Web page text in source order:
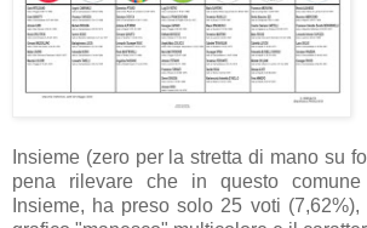
Insieme (zero per la stretta di mano su
pena rilevare che in questo
Insieme, ha preso solo 25 voti